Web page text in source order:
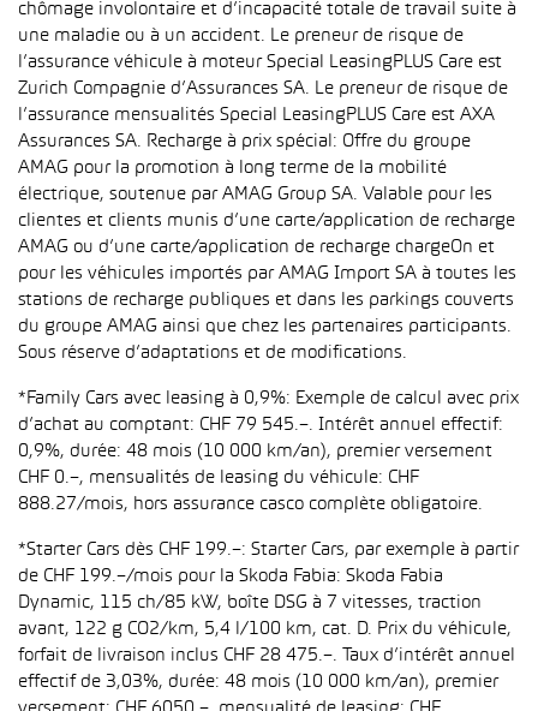
chômage involontaire et d’incapacité totale de travail suite à
une maladie ou à un accident. Le preneur de risque de
l’assurance véhicule à moteur Special LeasingPLUS Care est
Zurich Compagnie d’Assurances SA. Le preneur de risque de
l’assurance mensualités Special LeasingPLUS Care est AXA
Assurances SA. Recharge à prix spécial: Offre du groupe
AMAG pour la promotion à long terme de la mobilité
électrique, soutenue par AMAG Group SA. Valable pour les
clientes et clients munis d’une carte/application de recharge
AMAG ou d’une carte/application de recharge chargeOn et
pour les véhicules importés par AMAG Import SA à toutes les
stations de recharge publiques et dans les parkings couverts
du groupe AMAG ainsi que chez les partenaires participants.
Sous réserve d’adaptations et de modifications.
*Family Cars avec leasing à 0,9%: Exemple de calcul avec prix
d’achat au comptant: CHF 79 545.–. Intérêt annuel effectif:
0,9%, durée: 48 mois (10 000 km/an), premier versement
CHF 0.–, mensualités de leasing du véhicule: CHF
888.27/mois, hors assurance casco complète obligatoire.
*Starter Cars dès CHF 199.–: Starter Cars, par exemple à partir
de CHF 199.–/mois pour la Skoda Fabia: Skoda Fabia
Dynamic, 115 ch/85 kW, boîte DSG à 7 vitesses, traction
avant, 122 g CO2/km, 5,4 l/100 km, cat. D. Prix du véhicule,
forfait de livraison inclus CHF 28 475.–. Taux d’intérêt annuel
effectif de 3,03%, durée: 48 mois (10 000 km/an), premier